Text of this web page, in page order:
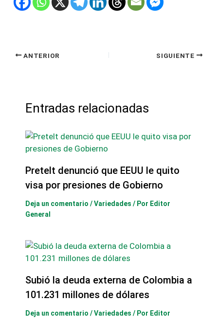
ANTERIOR SIGUIENTE
Entradas relacionadas
Pretelt denunció que EEUU le quito
visa por presiones de Gobierno
Deja un comentario /Variedades / Por Editor
General
Subió la deuda externa de Colombia a
101.231 millones de dólares
Deja un comentario /Variedades / Por Editor